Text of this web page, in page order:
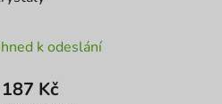
hodnocení
produktu
k odeslání
187 Kč